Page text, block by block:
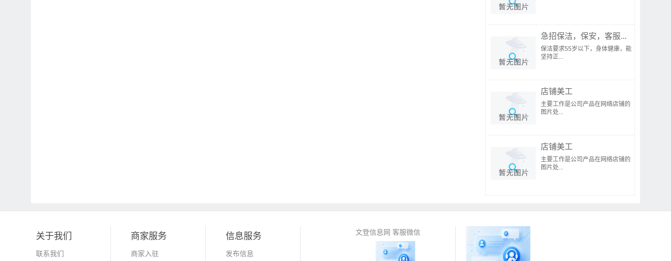
急招保洁，保安，客服...
保洁要求55岁以下，身体健康，能
坚持正...
店铺美工
主要工作是公司产品在网络店铺的
图片处...
店铺美工
主要工作是公司产品在网络店铺的
图片处...
关于我们
联系我们
商家服务
商家入驻
信息服务
发布信息
文登信息网 客服微信